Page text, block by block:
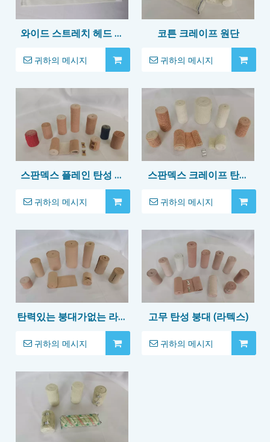
와이드 스트레치 헤드 밴
귀하의 메시지
코튼 크레이프 원단
귀하의 메시지
스판덱스 플레인 탄성 붕
귀하의 메시지
스판덱스 크레이프 탄성
귀하의 메시지
탄력있는 붕대가없는 라텍
귀하의 메시지
고무 탄성 붕대 (라텍스)
귀하의 메시지